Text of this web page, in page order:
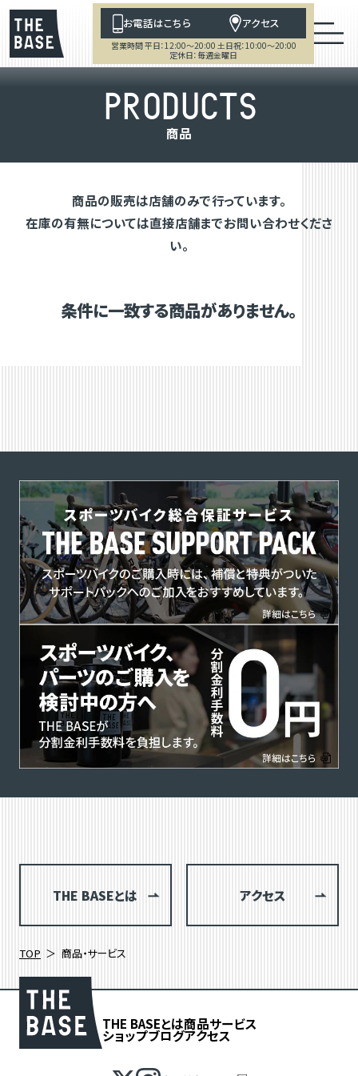
お電話はこちら アクセス
営業時間 平日：12:00～20:00 土日祝：10:00～20:00
定休日：毎週金曜日
PRODUCTS
商品
商品の販売は店舗のみで行っています。
在庫の有無については直接店舗までお問い合わせくださ
い。
条件に一致する商品がありません。
THE BASEとは アクセス
TOP 商品・サービス
THE BASEとは商品サービス
ショップブログアクセス